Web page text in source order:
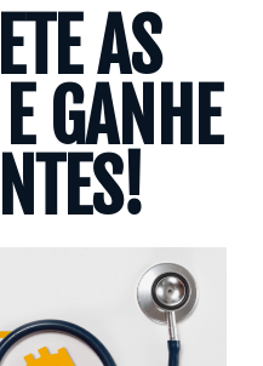
AS
GANHE